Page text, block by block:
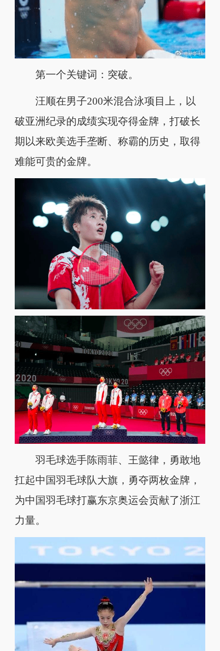
第一个关键词：突破。
汪顺在男子200米混合泳项目上，以
破亚洲纪录的成绩实现夺得金牌，打破长
期以来欧美选手垄断、称霸的历史，取得
难能可贵的金牌。
羽毛球选手陈雨菲、王懿律，勇敢地
扛起中国羽毛球队大旗，勇夺两枚金牌，
为中国羽毛球打赢东京奥运会贡献了浙江
力量。